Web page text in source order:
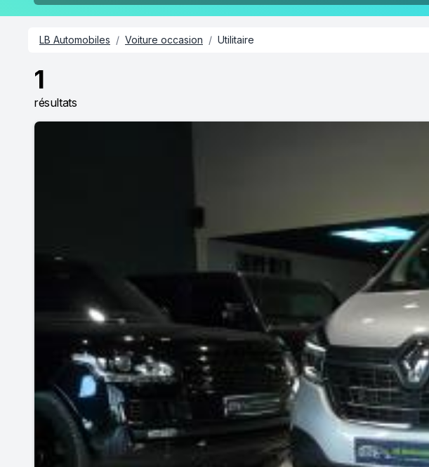
LB Automobiles / Voiture occasion / Utilitaire
1
résultats